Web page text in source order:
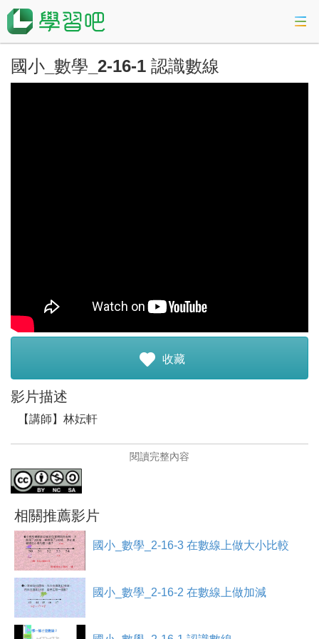
課程總覽
國小_數學_2-16-1 認識數線
收藏
影片描述
【講師】林妘軒
教育是百年樹人的工作，看到社會環境一直在改變，孩子
的學習方式也比以往更多元化，期許自己在生命的態度與
教職之路上，都能不斷接受新知與挑戰，時時、處處皆學
習。
【影片簡介】
先解說日常生活中何處可看見數線，再解釋何謂數線，讓
學生能在等分刻度單位長的直線上，正確標記對應的整數
值及找出整數值相對應點的位置，最後用例題讓學生練
習。
閱讀完整內容
相關推薦影片
國小_數學_2-16-3 在數線上做大小比較
國小_數學_2-16-2 在數線上做加減